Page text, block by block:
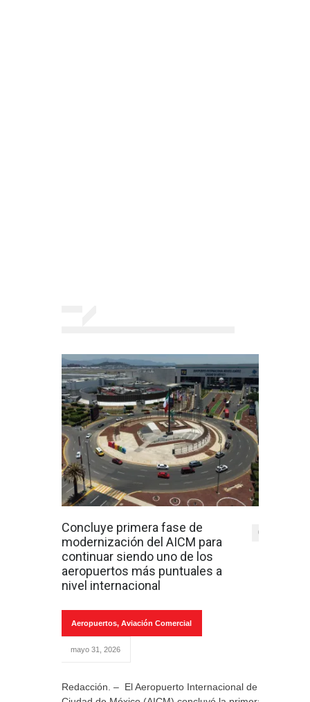
Concluye primera fase de
modernización del AICM para
continuar siendo uno de los
aeropuertos más puntuales a
nivel internacional
0
Aeropuertos, Aviación Comercial
mayo 31, 2026
Redacción. – El Aeropuerto Internacional de la